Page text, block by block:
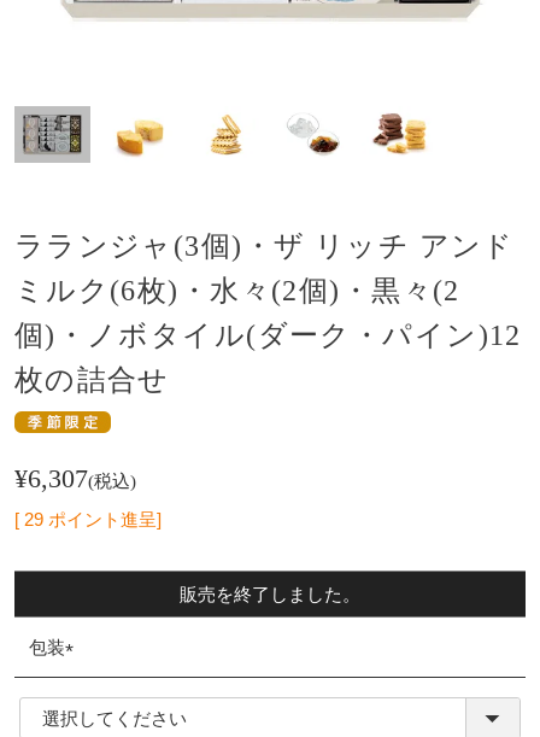
ラランジャ(3個)・ザ リッチ アンド
ミルク(6枚)・水々(2個)・黒々(2
個)・ノボタイル(ダーク・パイン)12
枚の詰合せ
¥6,307 税込
[ 29 ポイント進呈]
販売を終了しました。
包装
(必
須)